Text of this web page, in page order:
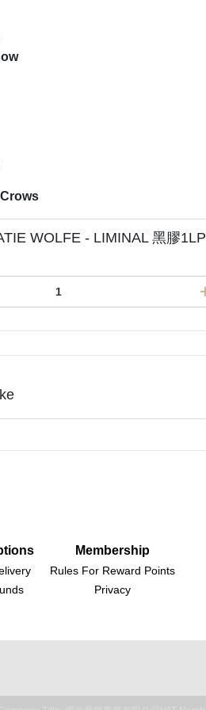
WOLFE - LIMINAL 黑膠1LP
Membership
Rules For Reward Points
Privacy